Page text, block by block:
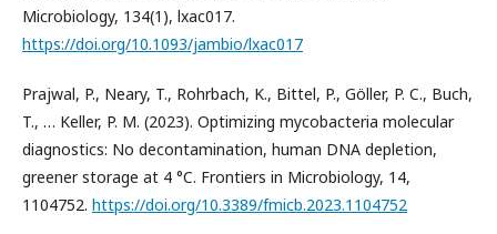
Microbiology, 134(1), lxac017.
https://doi.org/10.1093/jambio/lxac017
Prajwal, P., Neary, T., Rohrbach, K., Bittel, P., Göller, P. C., Buch,
T., … Keller, P. M. (2023). Optimizing mycobacteria molecular
diagnostics: No decontamination, human DNA depletion,
greener storage at 4 °C. Frontiers in Microbiology, 14,
1104752. https://doi.org/10.3389/fmicb.2023.1104752